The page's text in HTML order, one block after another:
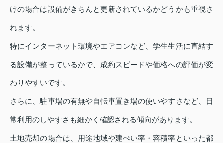
けの場合は設備がきちんと更新されているかどうかも重視さ
れます。
特にインターネット環境やエアコンなど、学生生活に直結す
る設備が整っているかで、成約スピードや価格への評価が変
わりやすいです。
さらに、駐車場の有無や自転車置き場の使いやすさなど、日
常利用のしやすさも細かく確認される傾向があります。
土地売却の場合は、用途地域や建ぺい率・容積率といった都